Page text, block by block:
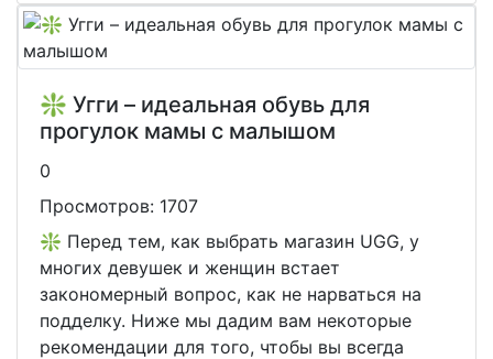
❇️ Угги – идеальная обувь для
прогулок мамы с малышом
0
Просмотров: 1707
❇️ Перед тем, как выбрать магазин UGG, у
многих девушек и женщин встает
закономерный вопрос, как не нарваться на
подделку. Ниже мы дадим вам некоторые
рекомендации для того, чтобы вы всегда